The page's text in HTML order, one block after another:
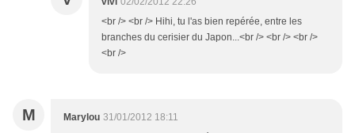
<br /> <br /> Hihi, tu l'as bien repérée, entre les
branches du cerisier du Japon...<br /> <br /> <br />
<br />
M Marylou 31/01/2012 18:11